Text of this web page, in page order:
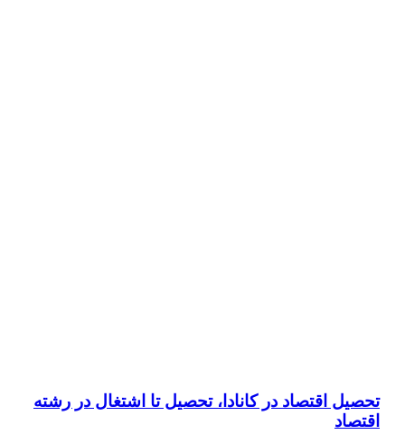
تحصیل اقتصاد در کانادا، تحصیل تا اشتغال در رشته
اقتصاد